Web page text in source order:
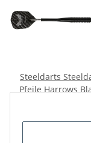
Steeldarts
Pfeile Harrows